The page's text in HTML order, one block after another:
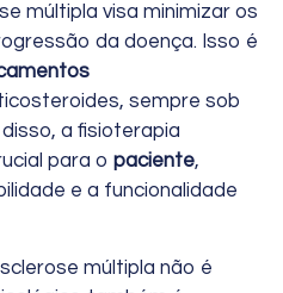
múltipla visa minimizar os
da doença. Isso é
sempre sob
a fisioterapia
para o paciente,
e a funcionalidade
múltipla não é